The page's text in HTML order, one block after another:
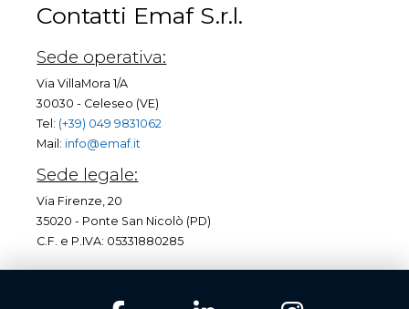
Contatti Emaf S.r.l.
Sede operativa:
Via VillaMora 1/A
30030 - Celeseo (VE)
Tel: (+39) 049 9831062
Mail: info@emaf.it
Sede legale:
Via Firenze, 20
35020 - Ponte San Nicolò (PD)
C.F. e P.IVA: 05331880285